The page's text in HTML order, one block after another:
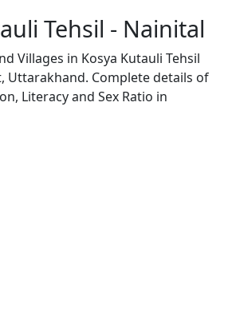
Tehsil - Nainital
Villages in Kosya Kutauli Tehsil
Uttarakhand. Complete details of
Literacy and Sex Ratio in